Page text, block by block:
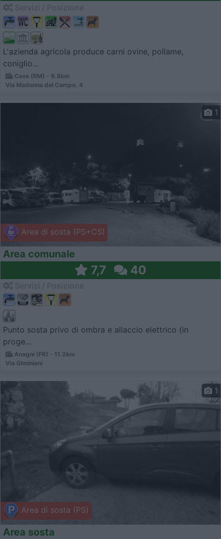
L'azienda agricola produce carni ovine, pollame,
coniglio...
Cave (RM) - 9.8km
Via Madonna del Campo, 4
Area di sosta (PS+CS)
1
Area comunale
7,7 40
Punto sosta privo di ombra e allaccio elettrico (in
proge...
Anagni (FR) - 11.2km
Via Giminiani
Area di sosta (PS)
1
Area sosta